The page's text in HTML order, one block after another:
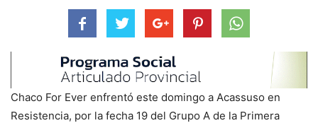
Chaco For Ever enfrentó este domingo a Acassuso en
Resistencia, por la fecha 19 del Grupo A de la Primera